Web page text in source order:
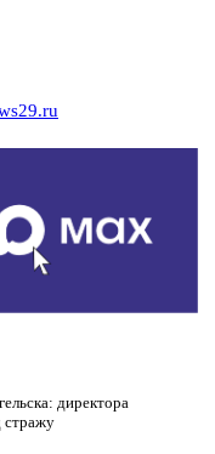
директора
стражу